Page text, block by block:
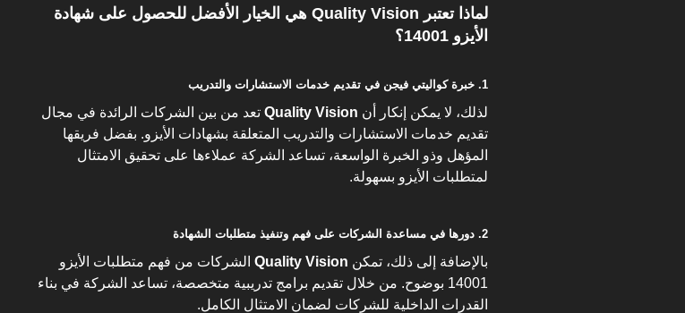
لماذا تعتبر Quality Vision هي الخيار الأفضل للحصول على شهادة
الأيزو 14001؟
1. خبرة كواليتي فيجن في تقديم خدمات الاستشارات والتدريب
لذلك، لا يمكن إنكار أن Quality Vision تعد من بين الشركات الرائدة في مجال
تقديم خدمات الاستشارات والتدريب المتعلقة بشهادات الأيزو. بفضل فريقها
المؤهل وذو الخبرة الواسعة، تساعد الشركة عملاءها على تحقيق الامتثال
لمتطلبات الأيزو بسهولة.
2. دورها في مساعدة الشركات على فهم وتنفيذ متطلبات الشهادة
بالإضافة إلى ذلك، تمكن Quality Vision الشركات من فهم متطلبات الأيزو
14001 بوضوح. من خلال تقديم برامج تدريبية متخصصة، تساعد الشركة في بناء
القدرات الداخلية للشركات لضمان الامتثال الكامل.